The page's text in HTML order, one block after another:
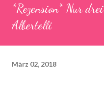
*Rezension* Nur
Albertelli
März 02, 2018